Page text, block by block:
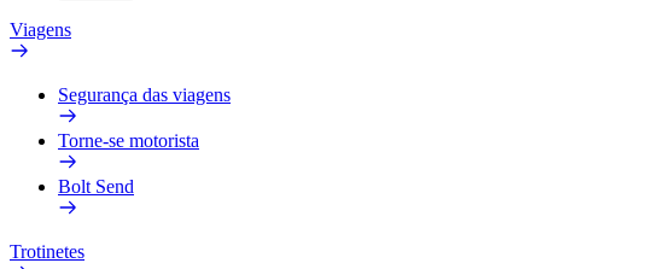
Viagens
Segurança das viagens
Torne-se motorista
Bolt Send
Trotinetes